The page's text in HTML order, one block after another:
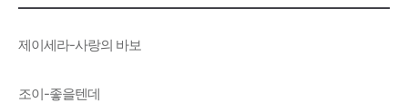
제이세라-사랑의 바보
조이-좋을텐데